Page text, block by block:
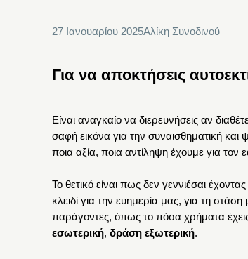
27 Ιανουαρίου 2025Αλίκη Συνοδινού
Για να αποκτήσεις
Είναι αναγκαίο να διερευνήσεις αν
σαφή εικόνα για την συναισθηματική και
ποια αξία, ποια αντίληψη έχουμε για
Το θετικό είναι πως δεν γεννιέσαι
κλειδί για την ευημερία μας, για τη
παράγοντες, όπως το πόσα χρήματα έχεις
εσωτερική,δράση εξωτερική.